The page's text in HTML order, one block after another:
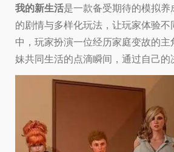
我的新生活是一款备受期待的模拟
的剧情与多样化玩法，让玩家体验
中，玩家扮演一位经历家庭变故的
妹共同生活的点滴瞬间，通过自己的